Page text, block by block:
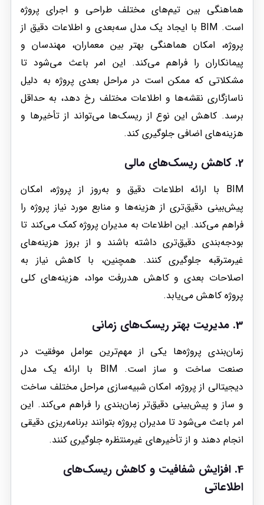
هماهنگی بین تیم‌های مختلف طراحی و اجرای پروژه
است. BIM با ایجاد یک مدل سه‌بعدی و اطلاعات دقیق از
پروژه، امکان هماهنگی بهتر بین معماران، مهندسان و
پیمانکاران را فراهم می‌کند. این امر باعث می‌شود تا
مشکلاتی که ممکن است در مراحل بعدی پروژه به دلیل
ناسازگاری نقشه‌ها و اطلاعات مختلف رخ دهد، به حداقل
برسد. کاهش این نوع از ریسک‌ها می‌تواند از تأخیرها و
هزینه‌های اضافی جلوگیری کند.
2. کاهش ریسک‌های مالی
BIM با ارائه اطلاعات دقیق و به‌روز از پروژه، امکان
پیش‌بینی دقیق‌تری از هزینه‌ها و منابع مورد نیاز پروژه را
فراهم می‌کند. این اطلاعات به مدیران پروژه کمک می‌کند تا
بودجه‌بندی دقیق‌تری داشته باشند و از بروز هزینه‌های
غیرمترقبه جلوگیری کنند. همچنین، با کاهش نیاز به
اصلاحات بعدی و کاهش هدررفت مواد، هزینه‌های کلی
پروژه کاهش می‌یابد.
3. مدیریت بهتر ریسک‌های زمانی
زمان‌بندی پروژه‌ها یکی از مهم‌ترین عوامل موفقیت در
صنعت ساخت و ساز است. BIM با ارائه یک مدل
دیجیتالی از پروژه، امکان شبیه‌سازی مراحل مختلف ساخت
و ساز و پیش‌بینی دقیق‌تر زمان‌بندی را فراهم می‌کند. این
امر باعث می‌شود تا مدیران پروژه بتوانند برنامه‌ریزی دقیقی
انجام دهند و از تأخیرهای غیرمنتظره جلوگیری کنند.
4. افزایش شفافیت و کاهش ریسک‌های
اطلاعاتی